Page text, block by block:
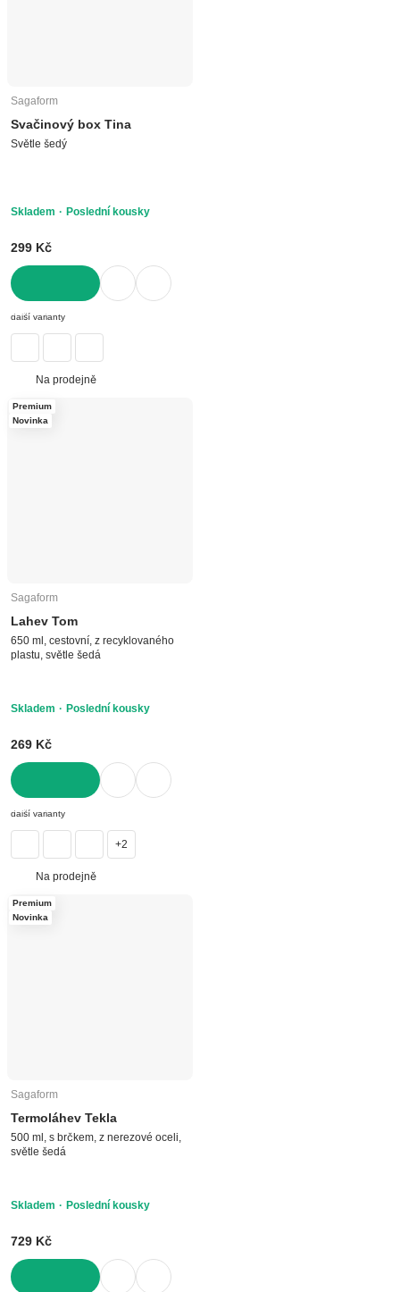
Sagaform
Svačinový box Tina
Světle šedý
Skladem Poslední kousky
299 Kč
DO KOŠÍKU
další varianty
Na prodejně
Premium
Novinka
Sagaform
Lahev Tom
650 ml, cestovní, z recyklovaného
plastu, světle šedá
Skladem Poslední kousky
269 Kč
DO KOŠÍKU
další varianty
+2
Na prodejně
Premium
Novinka
Sagaform
Termoláhev Tekla
500 ml, s brčkem, z nerezové oceli,
světle šedá
Skladem Poslední kousky
729 Kč